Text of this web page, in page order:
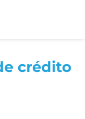
crédito